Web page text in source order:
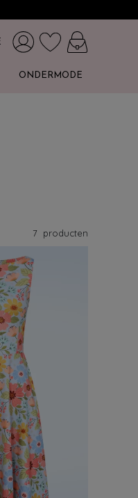
ONDERMODE
7 producten